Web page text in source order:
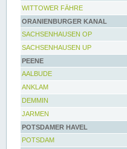
WITTOWER FÄHRE
ORANIENBURGER KANAL
SACHSENHAUSEN OP
SACHSENHAUSEN UP
PEENE
AALBUDE
ANKLAM
DEMMIN
JARMEN
POTSDAMER HAVEL
POTSDAM